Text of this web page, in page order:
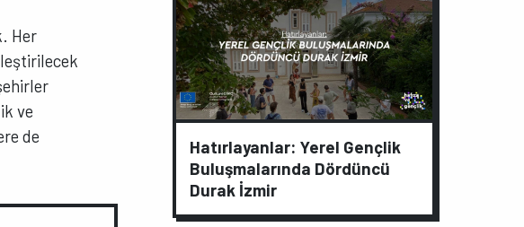
Her
ve
de
Hatırlayanlar: Yerel Gençlik
Buluşmalarında Dördüncü
Durak İzmir